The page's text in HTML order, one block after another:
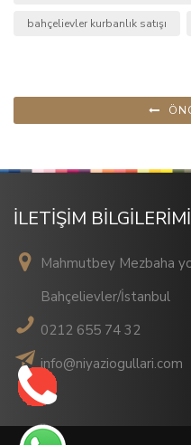
bahçelievler kurbanlık satışı
İLETİŞİM
Mahmutbey Mezbaha
Bahçelievler/İstanbul
0212 655 74 32
info@niyaziogullari.com